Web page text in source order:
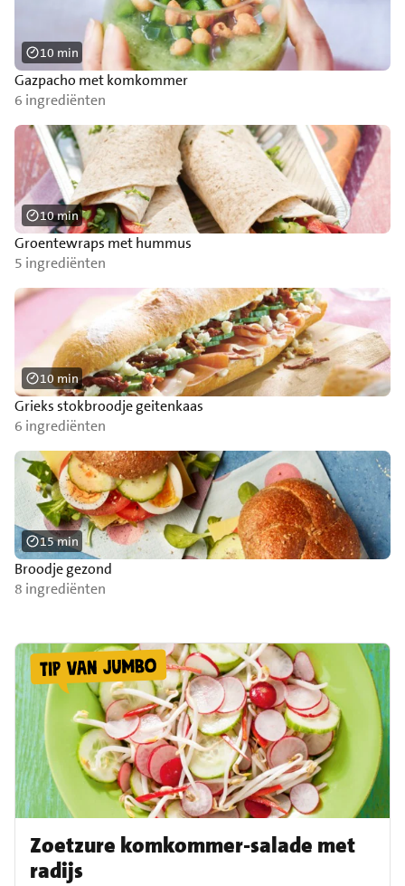
Gazpacho met komkommer
6 ingrediënten
10 min
Groentewraps met hummus
5 ingrediënten
10 min
Grieks stokbroodje geitenkaas
6 ingrediënten
10 min
Broodje gezond
8 ingrediënten
15 min
Zoetzure komkommer-salade met
radijs